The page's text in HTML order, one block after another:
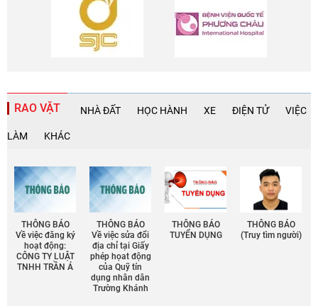
RAO VẶT NHÀ ĐẤT HỌC HÀNH XE ĐIỆN TỬ VIỆC
LÀM KHÁC
THÔNG BÁO
Về việc đăng ký
hoạt động:
CÔNG TY LUẬT
TNHH TRẦN Á
THÔNG BÁO
Về việc sửa đổi
địa chỉ tại Giấy
phép họat động
của Quỹ tín
dụng nhân dân
Trường Khánh
THÔNG BÁO
TUYỂN DỤNG
THÔNG BÁO
(Truy tìm người)